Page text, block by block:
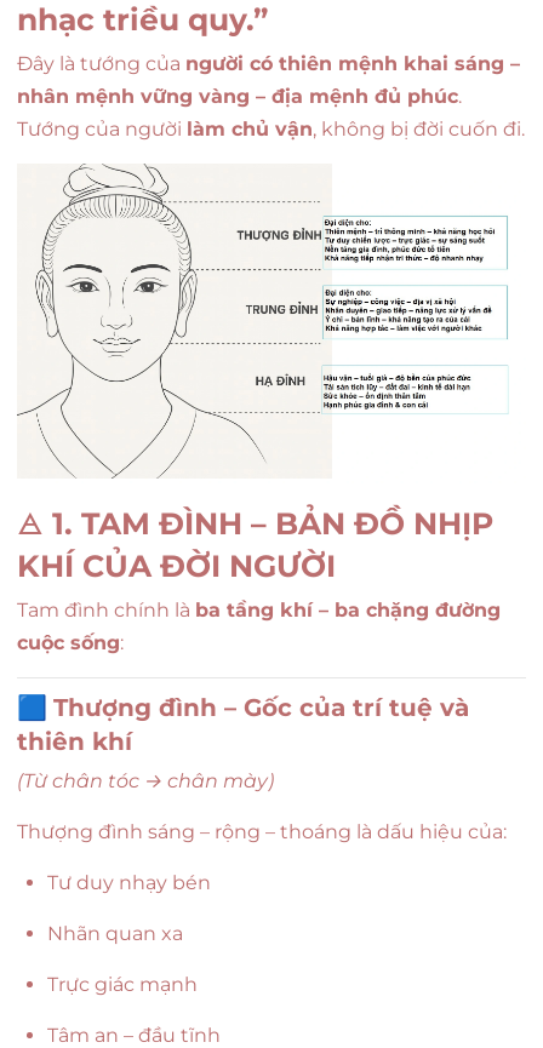
nhạc triều quy.”
Đây là tướng của người có thiên mệnh khai sáng –
nhân mệnh vững vàng – địa mệnh đủ phúc.
Tướng của người làm chủ vận, không bị đời cuốn đi.
🜁 1. TAM ĐÌNH – BẢN ĐỒ NHỊP
KHÍ CỦA ĐỜI NGƯỜI
Tam đình chính là ba tầng khí – ba chặng đường
cuộc sống:
🟦 Thượng đình – Gốc của trí tuệ và
thiên khí
(Từ chân tóc → chân mày)
Thượng đình sáng – rộng – thoáng là dấu hiệu của:
Tư duy nhạy bén
Nhãn quan xa
Trực giác mạnh
Tâm an – đầu tĩnh